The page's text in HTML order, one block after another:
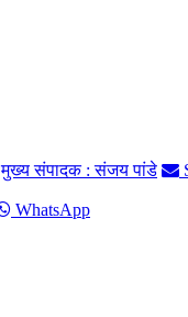
मुख्य संपादक : संजय पांडे
WhatsApp